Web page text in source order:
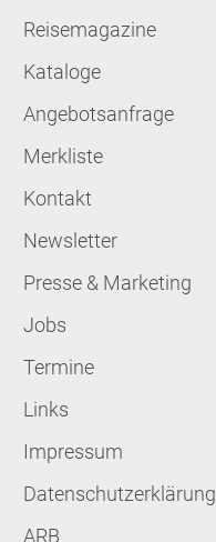
Reisemagazine
Kataloge
Angebotsanfrage
Merkliste
Kontakt
Newsletter
Presse & Marketing
Jobs
Termine
Links
Impressum
Datenschutzerklärung
ARB